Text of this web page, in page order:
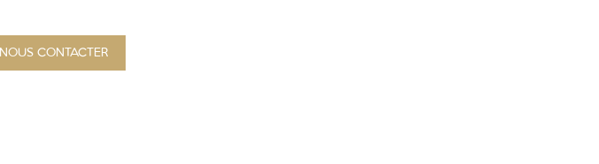
NOUS CONTACTER